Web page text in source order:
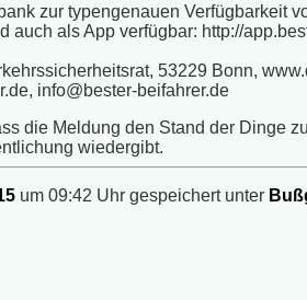
zur typengenauen Verfügbarkeit
auch als App verfügbar: http://
53229 Bonn,
info@bester-beifahrer.de
die Meldung den Stand der Dinge
wiedergibt.
um 09:42 Uhr gespeichert unter